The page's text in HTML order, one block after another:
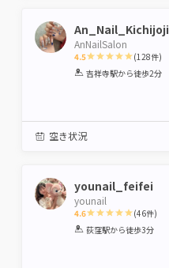
An_Nail_Kichijoji
AnNailSalon
4.5
1 2 3 4 5
(128件)
吉祥寺駅から徒歩2分
空き状況
younail_feifei
younail
4.6
1 2 3 4 5
(46件)
荻窪駅から徒歩3分